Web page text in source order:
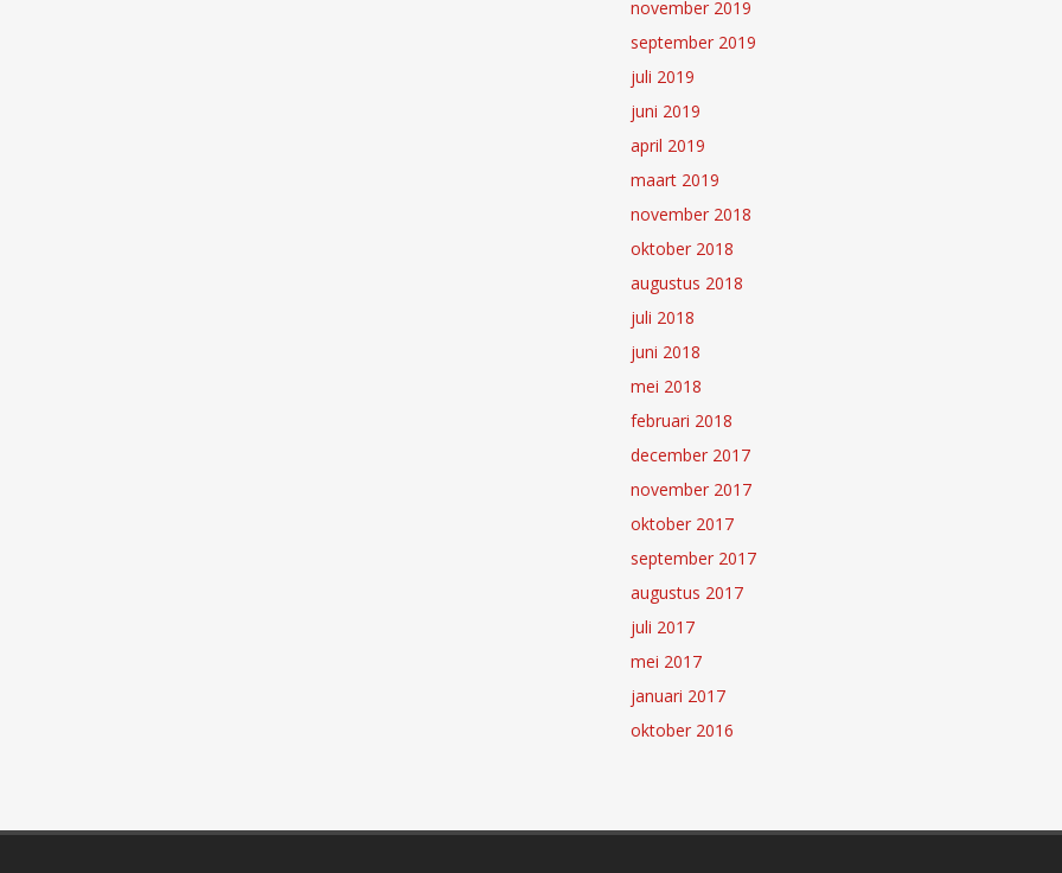
november 2019
september 2019
juli 2019
juni 2019
april 2019
maart 2019
november 2018
oktober 2018
augustus 2018
juli 2018
juni 2018
mei 2018
februari 2018
december 2017
november 2017
oktober 2017
september 2017
augustus 2017
juli 2017
mei 2017
januari 2017
oktober 2016